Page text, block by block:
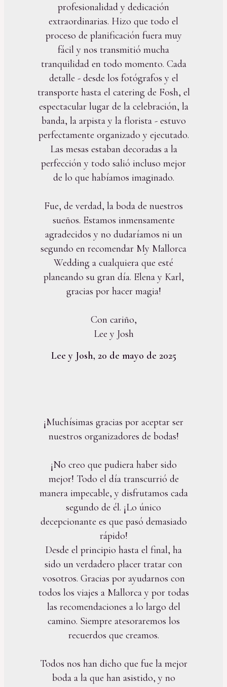
profesionalidad y dedicación
extraordinarias. Hizo que todo el
proceso de planificación fuera muy
fácil y nos transmitió mucha
tranquilidad en todo momento. Cada
detalle - desde los fotógrafos y el
transporte hasta el catering de Fosh, el
espectacular lugar de la celebración, la
banda, la arpista y la florista - estuvo
perfectamente organizado y ejecutado.
Las mesas estaban decoradas a la
perfección y todo salió incluso mejor
de lo que habíamos imaginado.
Fue, de verdad, la boda de nuestros
sueños. Estamos inmensamente
agradecidos y no dudaríamos ni un
segundo en recomendar My Mallorca
Wedding a cualquiera que esté
planeando su gran día. Elena y Karl,
gracias por hacer magia!
Con cariño,
Lee y Josh
Lee y Josh, 20 de mayo de 2025
¡Muchísimas gracias por aceptar ser
nuestros organizadores de bodas!
¡No creo que pudiera haber sido
mejor! Todo el día transcurrió de
manera impecable, y disfrutamos cada
segundo de él. ¡Lo único
decepcionante es que pasó demasiado
rápido!
Desde el principio hasta el final, ha
sido un verdadero placer tratar con
vosotros. Gracias por ayudarnos con
todos los viajes a Mallorca y por todas
las recomendaciones a lo largo del
camino. Siempre atesoraremos los
recuerdos que creamos.
Todos nos han dicho que fue la mejor
boda a la que han asistido, y no